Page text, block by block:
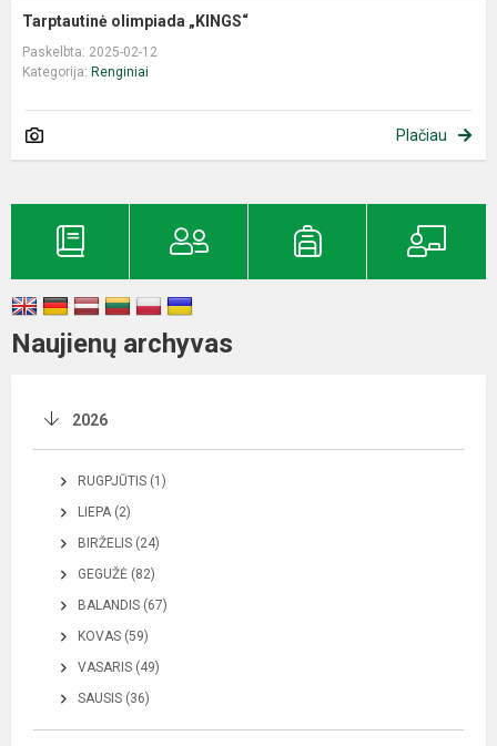
Tarptautinė olimpiada „KINGS“
Paskelbta: 2025-02-12
Kategorija: Renginiai
Plačiau
Naujienų archyvas
2026
RUGPJŪTIS (1)
LIEPA (2)
BIRŽELIS (24)
GEGUŽĖ (82)
BALANDIS (67)
KOVAS (59)
VASARIS (49)
SAUSIS (36)